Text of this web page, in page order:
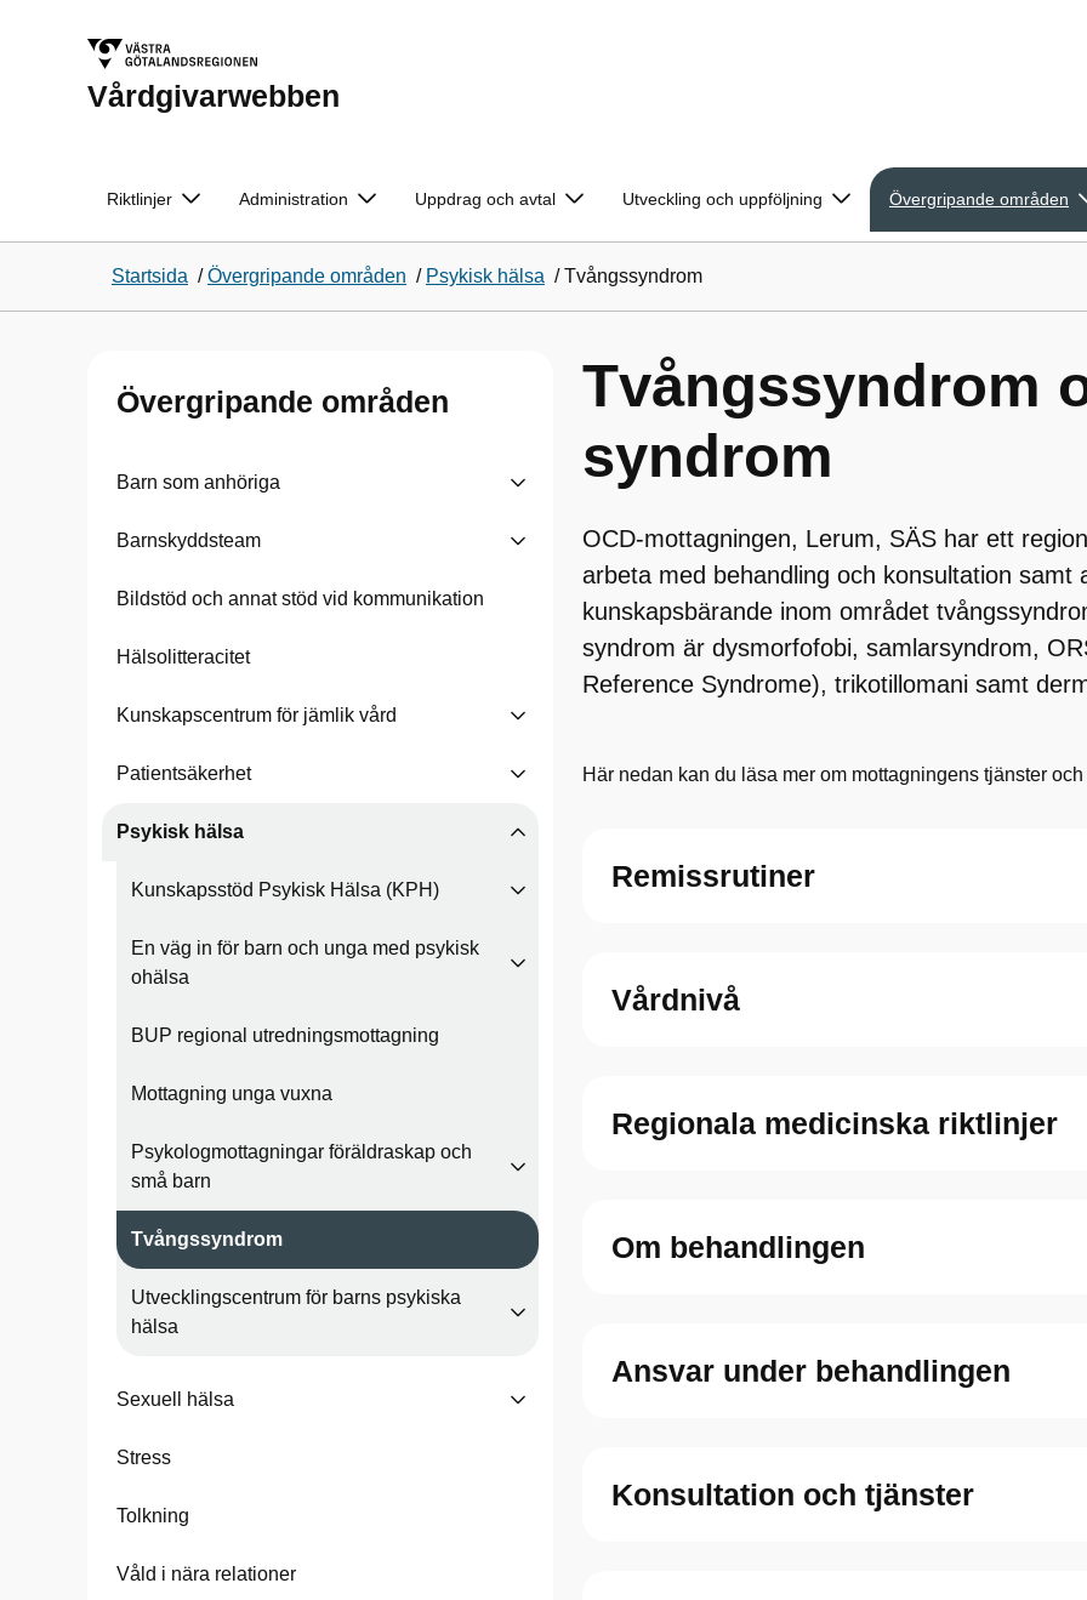
Vårdgivarwebben
Riktlinjer Administration Uppdrag och avtal Utveckling och uppföljning Övergripande områden
Startsida /Övergripande områden / Psykisk hälsa /Tvångssyndrom
Övergripande områden
Barn som anhöriga
Barnskyddsteam
Bildstöd och annat stöd vid kommunikation
Hälsolitteracitet
Kunskapscentrum för jämlik vård
Patientsäkerhet
Psykisk hälsa
Kunskapsstöd Psykisk Hälsa (KPH)
En väg in för barn och unga med psykisk
ohälsa
BUP regional utredningsmottagning
Mottagning unga vuxna
Psykologmottagningar föräldraskap och
små barn
Tvångssyndrom
Utvecklingscentrum för barns psykiska
hälsa
Sexuell hälsa
Stress
Tolkning
Våld i nära relationer
Tvångssyndrom
syndrom
OCD-mottagningen, Lerum, SÄS har ett
arbeta med behandling och konsultation samt
kunskapsbärande inom området
syndrom är dysmorfofobi, samlarsyndrom,
Reference Syndrome), trikotillomani samt
Här nedan kan du läsa mer om mottagningens tjänster
Remissrutiner
Vårdnivå
Regionala medicinska riktlinjer
Om behandlingen
Ansvar under behandlingen
Konsultation och tjänster